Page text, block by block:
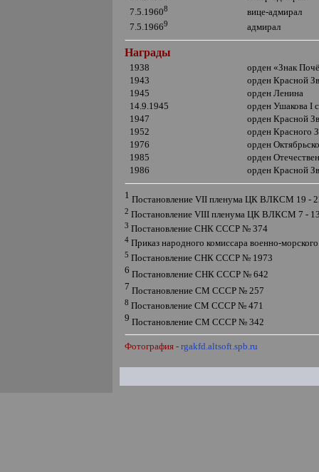
7.5.19608
вице-адмирал
7.5.19669 адмирал
Награды
1938 орден«Знак
1943
орден Красной
1945
орден Ленина
14.9.1945
орден УшаковаI
1947
орден Красной
1952
орден Красного
1976
орден
1985
орден
1986
орден Красной
1 ПостановлениеVIIпленума ЦК ВЛКСМ 19 -
2 ПостановлениеVIIIпленума ЦК ВЛКСМ 7 -
3 Постановление СНК СССР № 374
4 Приказ народного комиссара военно-
5 Постановление СНК СССР № 1973
6 Постановление СНК СССР № 642
7 Постановление СМ СССР № 257
8 Постановление СМ СССР № 471
9 Постановление СМ СССР № 342
Фотография - rgakfd.altsoft.spb.ru